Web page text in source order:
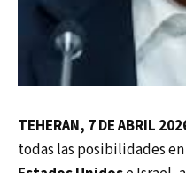
TEHERAN, 7 DE ABRIL
todas las posibilidades